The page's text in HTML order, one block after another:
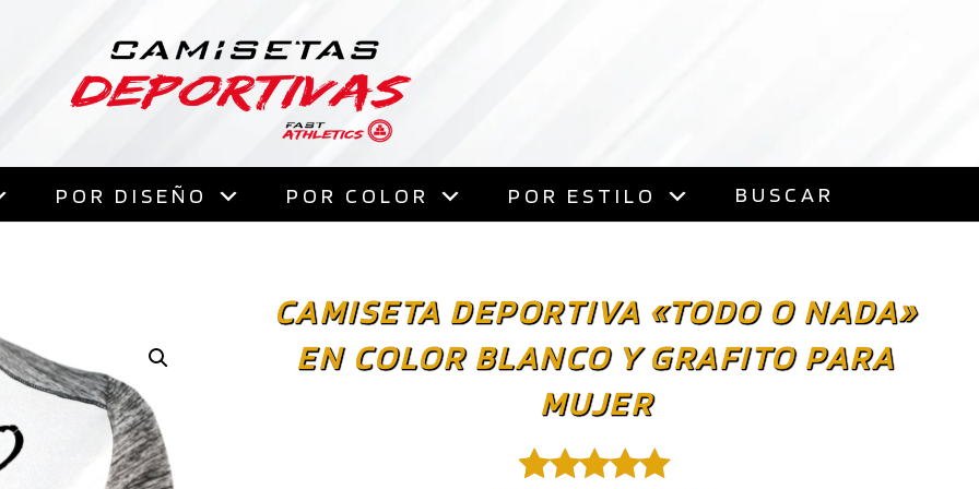
al
contenido
POR DISEÑO POR COLOR POR ESTILO BUSCAR
CAMISETA DEPORTIVA «TODO O NADA»
EN COLOR BLANCO Y GRAFITO PARA
MUJER